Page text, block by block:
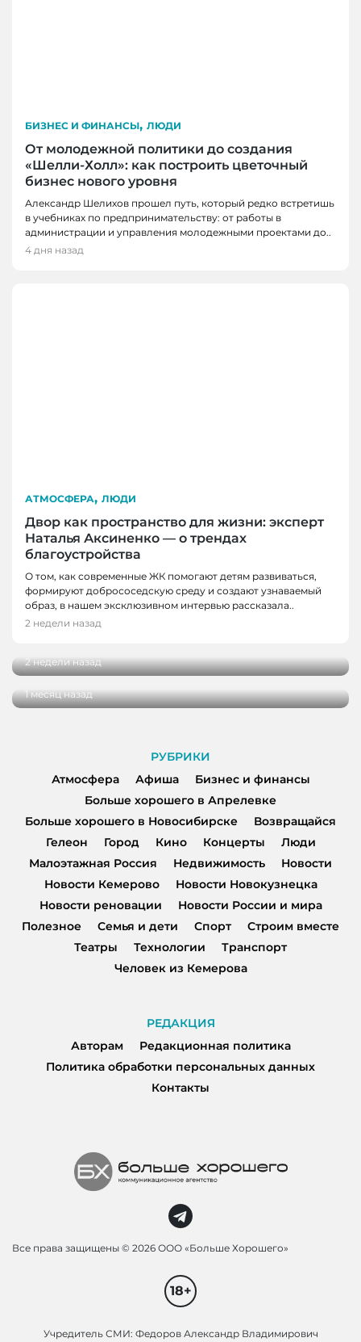
БИЗНЕС И ФИНАНСЫ, ЛЮДИ
От молодежной политики до создания
«Шелли-Холл»: как построить цветочный
бизнес нового уровня
Александр Шелихов прошел путь, который редко встретишь
в учебниках по предпринимательству: от работы в
администрации и управления молодежными проектами до..
4 дня назад
АТМОСФЕРА, ЛЮДИ
Двор как пространство для жизни: эксперт
Наталья Аксиненко — о трендах
благоустройства
О том, как современные ЖК помогают детям развиваться,
формируют добрососедскую среду и создают узнаваемый
образ, в нашем эксклюзивном интервью рассказала..
2 недели назад
ЛЮДИ
От мечты до работы с десятками учеников:
2 недели назад
ЛЮДИ
ко Дню семьи, любви и верности
1 месяц назад
РУБРИКИ
Атмосфера
Афиша
Бизнес и финансы
Больше хорошего в Апрелевке
Больше хорошего в Новосибирске
Возвращайся
Гелеон
Город Кино Концерты
Люди
Малоэтажная Россия
Недвижимость
Новости
Новости Кемерово
Новости Новокузнецка
Новости реновации
Новости России и мира
Полезное
Семья и дети Спорт
Строим вместе
Театры
Технологии
Транспорт
Человек из Кемерова
РЕДАКЦИЯ
Авторам
Редакционная политика
Политика обработки персональных данных
Контакты
Все права защищены © 2026 ООО «Больше Хорошего»
18+
Учредитель СМИ: Федоров Александр Владимирович